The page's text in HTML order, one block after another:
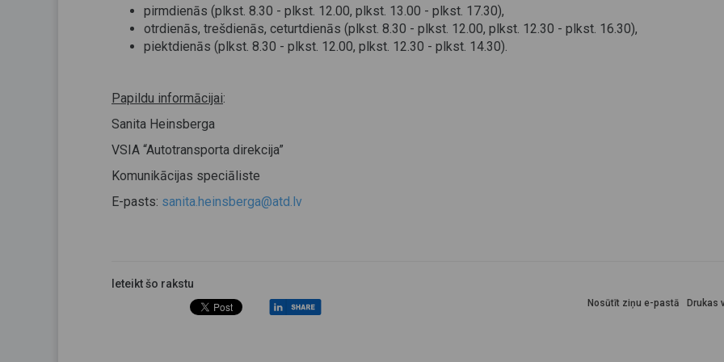
pirmdienās (plkst. 8.30 - plkst. 12.00, plkst. 13.00 - plkst. 17.30),
otrdienās, trešdienās, ceturtdienās (plkst. 8.30 - plkst. 12.00, plkst. 12.30 - plkst. 16.30),
piektdienās (plkst. 8.30 - plkst. 12.00, plkst. 12.30 - plkst. 14.30).
Papildu informācijai:
Sanita Heinsberga
VSIA “Autotransporta direkcija”
Komunikācijas speciāliste
E-pasts: sanita.heinsberga@atd.lv
Ieteikt šo rakstu
Drukas
Nosūtīt ziņu e-pastā